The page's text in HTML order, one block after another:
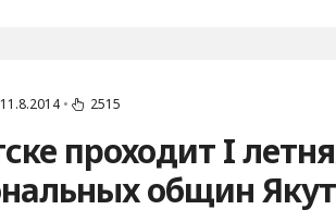
• 2515
проходит I
общин